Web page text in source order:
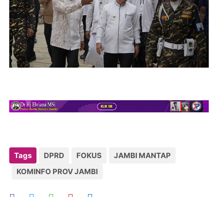
Tags DPRD FOKUS
JAMBI MANTAP
KOMINFO PROV JAMBI